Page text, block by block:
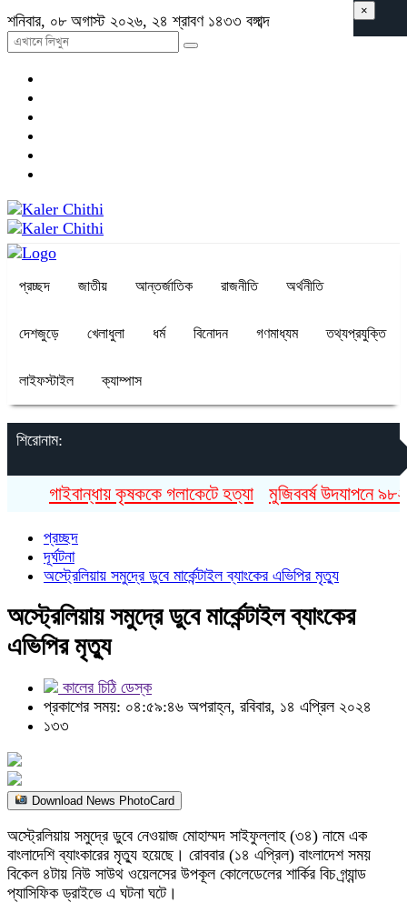
শনিবার, ০৮ অগাস্ট ২০২৬, ২৪ শ্রাবণ ১৪৩৩ বঙ্গাব্দ
প্রচ্ছদ জাতীয় আন্তর্জাতিক রাজনীতি অর্থনীতি
দেশজুড়ে খেলাধুলা ধর্ম বিনোদন গণমাধ্যম তথ্যপ্রযুক্তি
লাইফস্টাইল ক্যাম্পাস
শিরোনাম:
গাইবান্ধায় কৃষককে গলাকেটে হত্যা মুজিববর্ষ উদযাপনে ৯৮২
×
প্রচ্ছদ
দূর্ঘটনা
অস্ট্রেলিয়ায় সমুদ্রে ডুবে মার্কেন্টাইল ব্যাংকের এভিপির মৃত্যু
অস্ট্রেলিয়ায় সমুদ্রে ডুবে মার্কেন্টাইল ব্যাংকের
এভিপির মৃত্যু
কালের চিঠি ডেস্ক
প্রকাশের সময়: ০৪:৫৯:৪৬ অপরাহ্ন, রবিবার, ১৪ এপ্রিল ২০২৪
১৩৩
Download News PhotoCard
অস্ট্রেলিয়ায় সমুদ্রে ডুবে নেওয়াজ মোহাম্মদ সাইফুল্লাহ (৩৪) নামে এক
বাংলাদেশি ব্যাংকারের মৃত্যু হয়েছে। রোববার (১৪ এপ্রিল) বাংলাদেশ সময়
বিকেল ৪টায় নিউ সাউথ ওয়েলসের উপকূল কোলেডেলের শার্কির বিচ গ্র্যান্ড
প্যাসিফিক ড্রাইভে এ ঘটনা ঘটে।